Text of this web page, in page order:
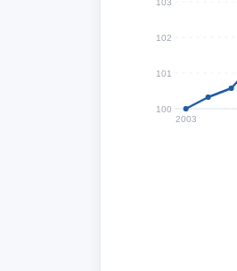
102
101
100
2003